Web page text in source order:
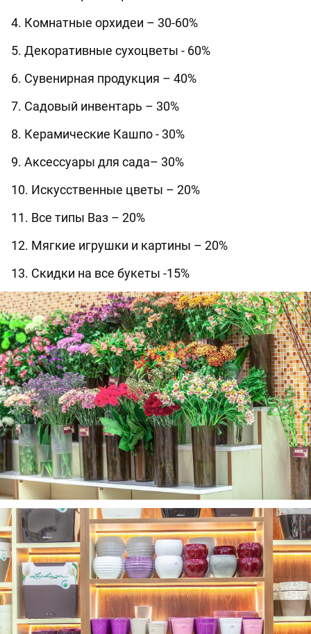
4. Комнатные орхидеи – 30-60%
5. Декоративные сухоцветы - 60%
6. Сувенирная продукция – 40%
7. Садовый инвентарь – 30%
8. Керамические Кашпо - 30%
9. Аксессуары для сада– 30%
10. Искусственные цветы – 20%
11. Все типы Ваз – 20%
12. Мягкие игрушки и картины – 20%
13. Скидки на все букеты -15%